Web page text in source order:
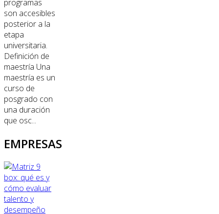
programas
son accesibles
posterior a la
etapa
universitaria.
Definición de
maestría Una
maestría es un
curso de
posgrado con
una duración
que osc...
EMPRESAS